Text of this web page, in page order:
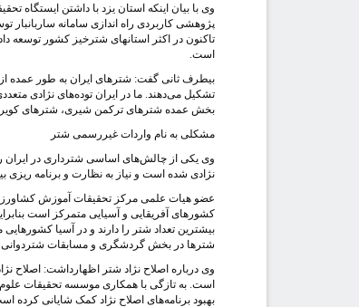
وی با بیان اینکه استان یزد با داشتن
پژوهشی کاربردی راه اندازی سامانه
تاکنون در اکثر استانهای شترخیز کشور توسعه
است.
تشکیل می‌دهند. ما در ایران توده‌های نژادی
بخش عمده شترهای ترکمن شیری، شترهای
مشکلی به نام واردات غیررسمی شتر
وی یکی از چالش‌های اساسی شترداری در
نژادی شده است و نیاز به نظارت و برنامه‌ ریزی
بیشترین تعداد شتر را دارند و در آسیا
شترها در بخش گردشگری و مسابقات شتردوانی
وی درباره اصلاح نژاد شتر اظهارداشت: اصلاح
است. به تازگی با همکاری موسسه تحقیقات علوم
بهبود برنامه‌های اصلاح نژاد کمک شایانی کرده